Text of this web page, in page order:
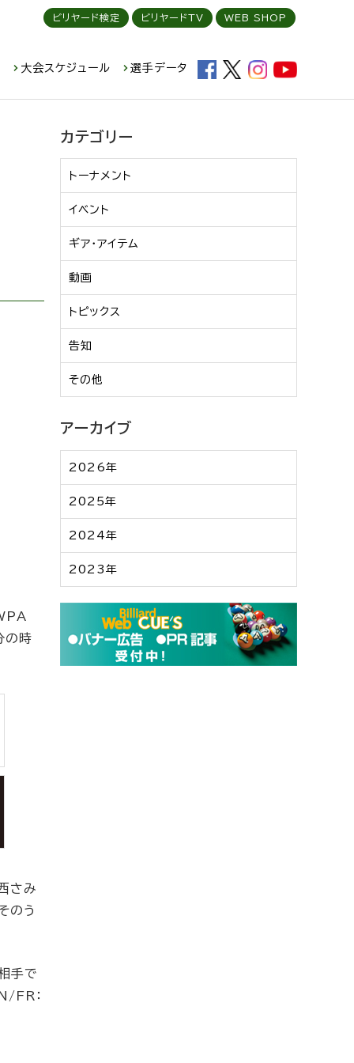
大会スケジュール 選手データ
ビリヤード検定 ビリヤードTV WEB SHOP
の時
さみ
のう
手で
FR：
カテゴリー
トーナメント
イベント
ギア・アイテム
動画
トピックス
告知
その他
アーカイブ
2026年
2025年
2024年
2023年